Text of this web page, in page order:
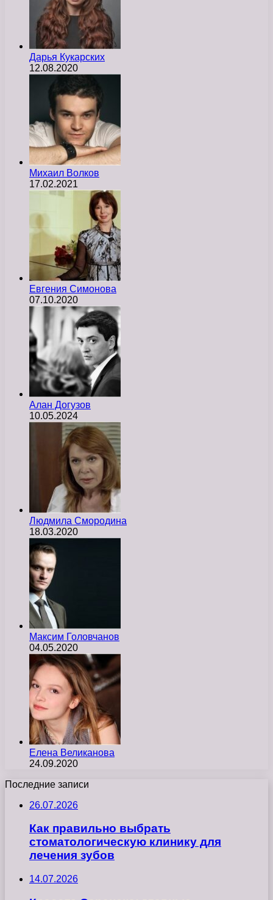
Дарья Кукарских
12.08.2020
Михаил Волков
17.02.2021
Евгения Симонова
07.10.2020
Алан Догузов
10.05.2024
Людмила Смородина
18.03.2020
Максим Головчанов
04.05.2020
Елена Великанова
24.09.2020
Последние записи
26.07.2026
Как правильно выбрать
стоматологическую клинику для
лечения зубов
14.07.2026